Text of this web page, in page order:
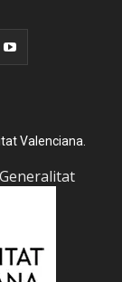
Valenciana.